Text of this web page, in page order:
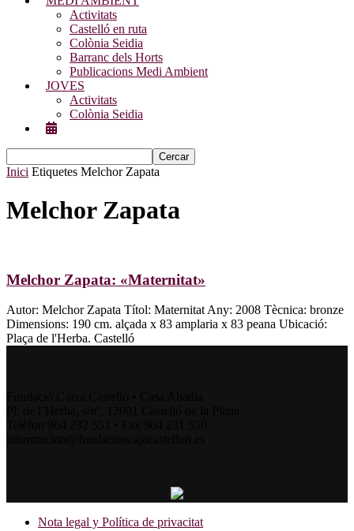
Activitats
Castelló en ruta
Colònia Seidia
Barranc dels Horts
Publicacions Medi Ambient
JOVES
Activitats
Colònia Seidia
Inici Etiquetes Melchor Zapata
Melchor Zapata
Melchor Zapata: «Maternitat»
Autor: Melchor Zapata Títol: Maternitat Any: 2008 Tècnica: bronze
Dimensions: 190 cm. alçada x 83 amplaria x 83 peana Ubicació:
Plaça de l'Herba. Castelló
Nota legal y Política de privacitat